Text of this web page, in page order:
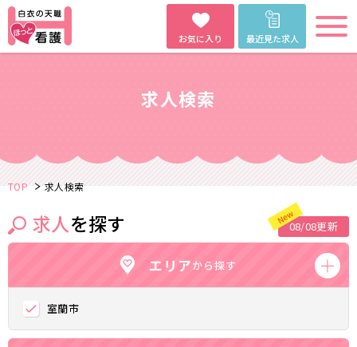
お気に入り 最近見た求人
求人検索
TOP 求人検索
求人を探す 08/08更新
エリアから探す
室蘭市